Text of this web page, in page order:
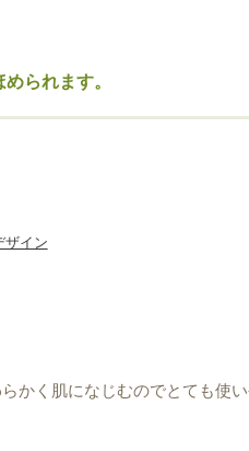
くというより、首からサラリと
られます。
ザイン
かく肌になじむのでとても使